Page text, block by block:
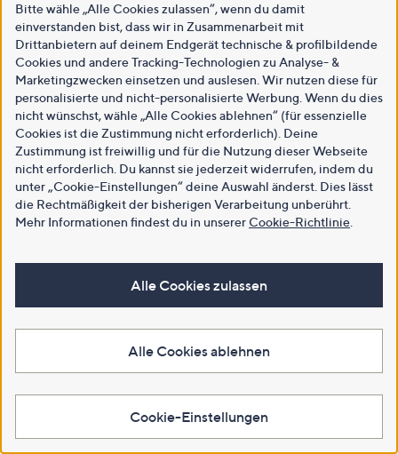
Bitte wähle „Alle Cookies zulassen“, wenn du damit
einverstanden bist, dass wir in Zusammenarbeit mit
Drittanbietern auf deinem Endgerät technische & profilbildende
Cookies und andere Tracking-Technologien zu Analyse- &
Marketingzwecken einsetzen und auslesen. Wir nutzen diese für
personalisierte und nicht-personalisierte Werbung. Wenn du dies
nicht wünschst, wähle „Alle Cookies ablehnen“ (für essenzielle
Cookies ist die Zustimmung nicht erforderlich). Deine
Zustimmung ist freiwillig und für die Nutzung dieser Webseite
nicht erforderlich. Du kannst sie jederzeit widerrufen, indem du
unter „Cookie-Einstellungen“ deine Auswahl änderst. Dies lässt
die Rechtmäßigkeit der bisherigen Verarbeitung unberührt.
Mehr Informationen findest du in unsererCookie-Richtlinie
Alle Cookies zulassen
Alle Cookies ablehnen
Cookie-Einstellungen